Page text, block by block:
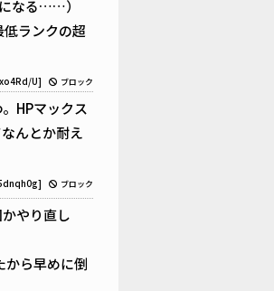
なる……）
ランクの超
U] ブロック
HPマックス
んとか耐え
ブロック
やり直し
から早めに倒